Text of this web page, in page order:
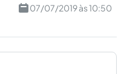
07/07/2019 às 10:50